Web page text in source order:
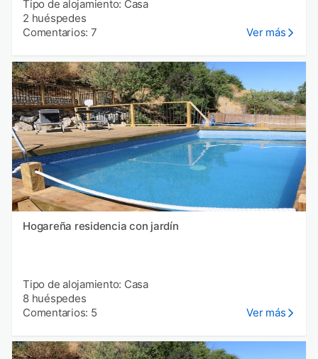
Tipo de alojamiento: Casa
2 huéspedes
Comentarios: 7
Ver más
Hogareña residencia con jardín
Tipo de alojamiento: Casa
8 huéspedes
Comentarios: 5
Ver más